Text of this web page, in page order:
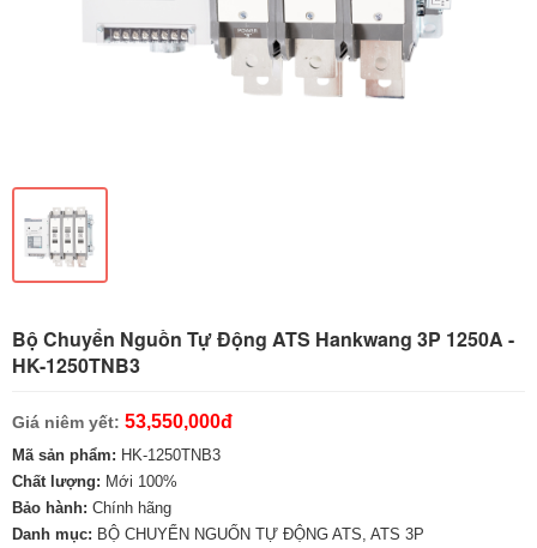
Bộ Chuyển Nguồn Tự Động ATS Hankwang 3P 1250A -
HK-1250TNB3
Giá niêm yết: 53,550,000đ
Mã sản phẩm: HK-1250TNB3
Chất lượng: Mới 100%
Bảo hành: Chính hãng
Danh mục: BỘ CHUYỂN NGUỐN TỰ ĐỘNG ATS, ATS 3P